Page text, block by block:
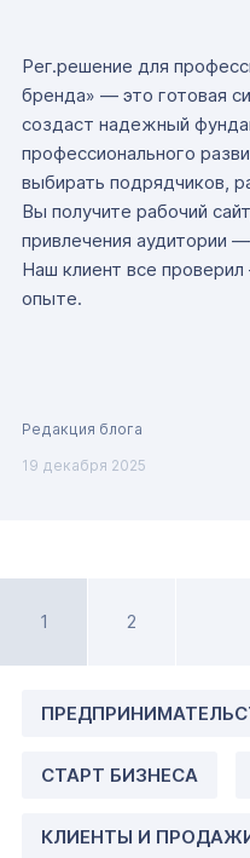
Рег.решение для
бренда» — это готовая
создаст надежный
профессионального
выбирать подрядчиков,
Вы получите рабочий
привлечения аудитории
Наш клиент все
опыте.
Редакция блога
19 декабря 2025
1 2
СТАРТ БИЗНЕСА
КЛИЕНТЫ И